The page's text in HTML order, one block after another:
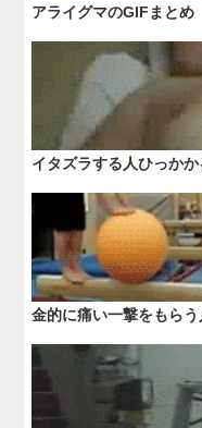
アライグマのGIFまとめ
イタズラする人ひっか
金的に痛い一撃をもら